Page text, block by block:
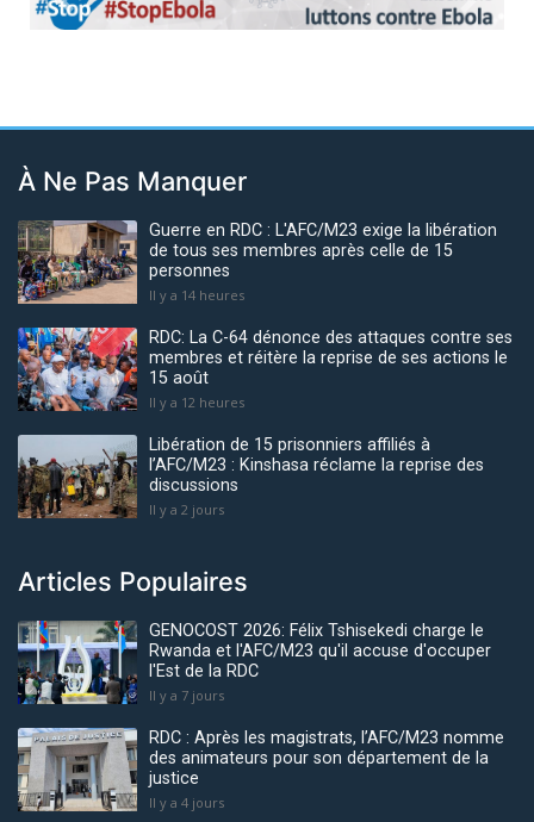
Previous Next
À Ne Pas Manquer
Guerre en RDC : L'AFC/M23 exige la libération
de tous ses membres après celle de 15
personnes
Il y a 14 heures
RDC: La C-64 dénonce des attaques contre ses
membres et réitère la reprise de ses actions le
15 août
Il y a 12 heures
Libération de 15 prisonniers affiliés à
l’AFC/M23 : Kinshasa réclame la reprise des
discussions
Il y a 2 jours
Articles Populaires
GENOCOST 2026: Félix Tshisekedi charge le
Rwanda et l'AFC/M23 qu'il accuse d'occuper
l'Est de la RDC
Il y a 7 jours
RDC : Après les magistrats, l’AFC/M23 nomme
des animateurs pour son département de la
justice
Il y a 4 jours